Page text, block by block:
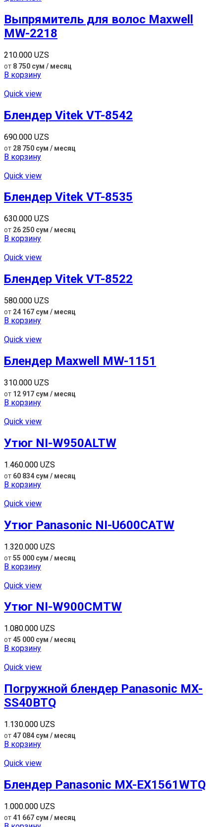
Выпрямитель для волос Maxwell
MW-2218
210.000 UZS
от 8 750 сум / месяц
В корзину
Quick view
Блендер Vitek VT-8542
690.000 UZS
от 28 750 сум / месяц
В корзину
Quick view
Блендер Vitek VT-8535
630.000 UZS
от 26 250 сум / месяц
В корзину
Quick view
Блендер Vitek VT-8522
580.000 UZS
от 24 167 сум / месяц
В корзину
Quick view
Блендер Maxwell MW-1151
310.000 UZS
от 12 917 сум / месяц
В корзину
Quick view
Утюг NI-W950ALTW
1.460.000 UZS
от 60 834 сум / месяц
В корзину
Quick view
Утюг Panasonic NI-U600CATW
1.320.000 UZS
от55 000 сум / месяц
В корзину
Quick view
Утюг NI-W900CMTW
1.080.000 UZS
от45 000 сум / месяц
В корзину
Quick view
Погружной блендер Panasonic MX-
SS40BTQ
1.130.000 UZS
от47 084 сум / месяц
В корзину
Quick view
Блендер Panasonic MX-EX1561WTQ
1.000.000 UZS
от41 667 сум / месяц